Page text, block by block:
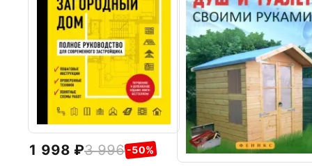
1 998 3 996 -50%